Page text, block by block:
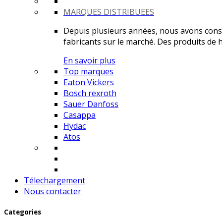
MARQUES DISTRIBUEES
Depuis plusieurs années, nous avons
fabricants sur le marché. Des produits de
En savoir plus
Top marques
Eaton Vickers
Bosch rexroth
Sauer Danfoss
Casappa
Hydac
Atos
Télechargement
Nous contacter
Categories